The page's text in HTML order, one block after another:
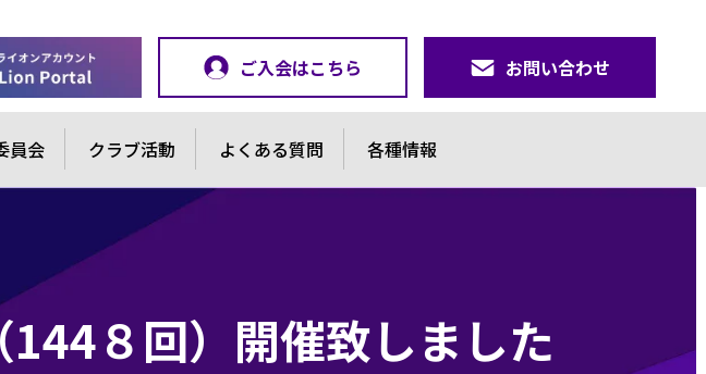
ご入会はこちら お問い合わせ
員会 クラブ活動 よくある質問 各種情報
８回）開催致しました